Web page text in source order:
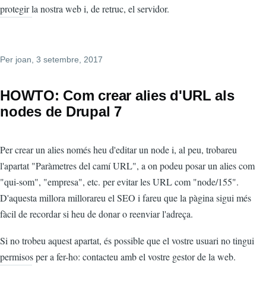
protegir la nostra web i, de retruc, el servidor.
Per joan , 3 setembre, 2017
HOWTO: Com crear alies d'URL als
nodes de Drupal 7
Per crear un alies només heu d'editar un node i, al peu, trobareu
l'apartat "Paràmetres del camí URL", a on podeu posar un alies com
"qui-som", "empresa", etc. per evitar les URL com "node/155".
D'aquesta millora millorareu el SEO i fareu que la pàgina sigui més
fàcil de recordar si heu de donar o reenviar l'adreça.
Si no trobeu aquest apartat, és possible que el vostre usuari no tingui
permisos per a fer-ho: contacteu amb el vostre gestor de la web.